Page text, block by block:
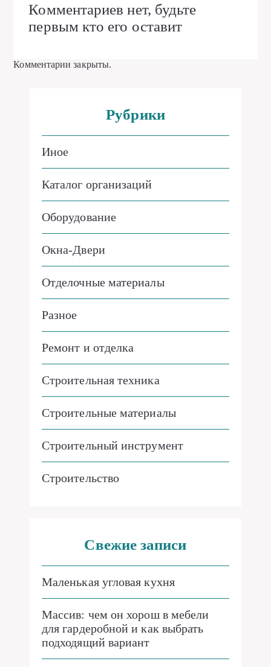
Комментариев нет, будьте
первым кто его оставит
Комментарии закрыты.
Рубрики
Иное
Каталог организаций
Оборудование
Окна-Двери
Отделочные материалы
Разное
Ремонт и отделка
Строительная техника
Строительные материалы
Строительный инструмент
Строительство
Свежие записи
Маленькая угловая кухня
Массив: чем он хорош в мебели
для гардеробной и как выбрать
подходящий вариант